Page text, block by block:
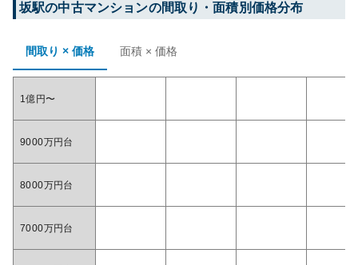
坂駅の中古マンションの間取り・面積別価格分布
間取り × 価格 面積 × 価格
1億円〜
9000万円台
8000万円台
7000万円台